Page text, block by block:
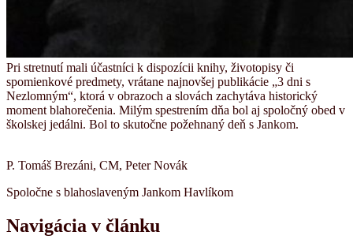
Pri stretnutí mali účastníci k dispozícii knihy, životopisy či
spomienkové predmety, vrátane najnovšej publikácie „3 dni s
Nezlomným“, ktorá v obrazoch a slovách zachytáva historický
moment blahorečenia. Milým spestrením dňa bol aj spoločný obed v
školskej jedálni. Bol to skutočne požehnaný deň s Jankom.
P. Tomáš Brezáni, CM, Peter Novák
Spoločne s blahoslaveným Jankom Havlíkom
Navigácia v článku